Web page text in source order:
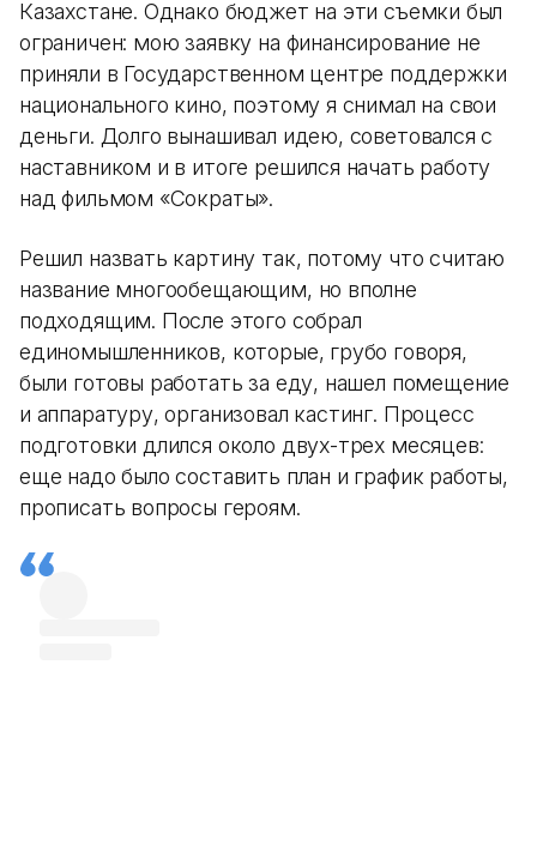
Казахстане. Однако бюджет на эти съемки был
ограничен: мою заявку на финансирование не
приняли в Государственном центре поддержки
национального кино, поэтому я снимал на свои
деньги. Долго вынашивал идею, советовался с
наставником и в итоге решился начать работу
над фильмом «Сократы».
Решил назвать картину так, потому что считаю
название многообещающим, но вполне
подходящим. После этого собрал
единомышленников, которые, грубо говоря,
были готовы работать за еду, нашел помещение
и аппаратуру, организовал кастинг. Процесс
подготовки длился около двух-трех месяцев:
еще надо было составить план и график работы,
прописать вопросы героям.